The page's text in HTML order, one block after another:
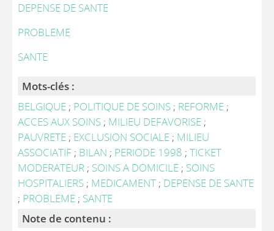
DEPENSE DE SANTE
PROBLEME
SANTE
Mots-clés :
BELGIQUE ; POLITIQUE DE SOINS ; REFORME ;
ACCES AUX SOINS ; MILIEU DEFAVORISE ;
PAUVRETE ; EXCLUSION SOCIALE ; MILIEU
ASSOCIATIF ; BILAN ; PERIODE 1998 ;TICKET
MODERATEUR ; SOINS A DOMICILE ; SOINS
HOSPITALIERS ; MEDICAMENT ; DEPENSE DE SANTE
; PROBLEME ; SANTE
Note de contenu :